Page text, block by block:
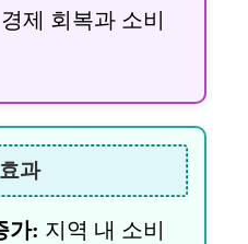
제 회복과 소비
과
가: 지역 내 소비